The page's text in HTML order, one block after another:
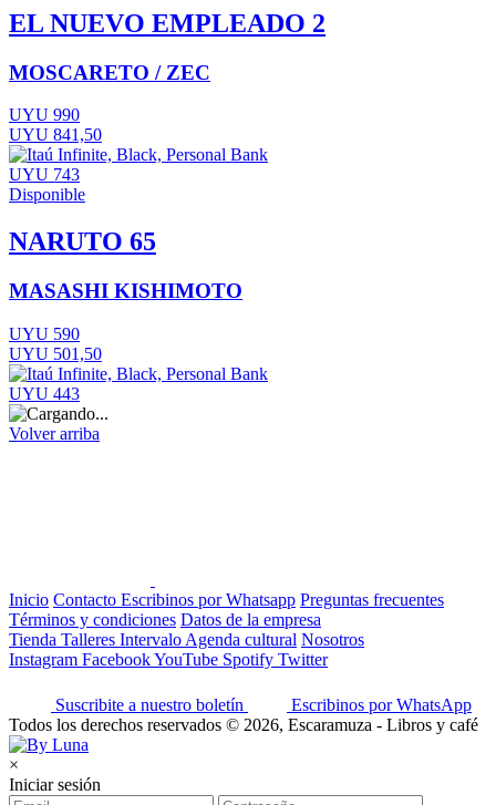
EL NUEVO EMPLEADO 2
MOSCARETO / ZEC
UYU 990
UYU 841,50
UYU 743
Disponible
NARUTO 65
MASASHI KISHIMOTO
UYU 590
UYU 501,50
UYU 443
Volver arriba
Inicio Contacto Escribinos por Whatsapp Preguntas frecuentes
Términos y condiciones Datos de la empresa
Tienda Talleres Intervalo Agenda cultural Nosotros
Instagram FacebookYouTube Spotify Twitter
Suscribite a nuestro boletín
Escribinos por WhatsApp
Todos los derechos reservados © 2026, Escaramuza - Libros y café
×
Iniciar sesión